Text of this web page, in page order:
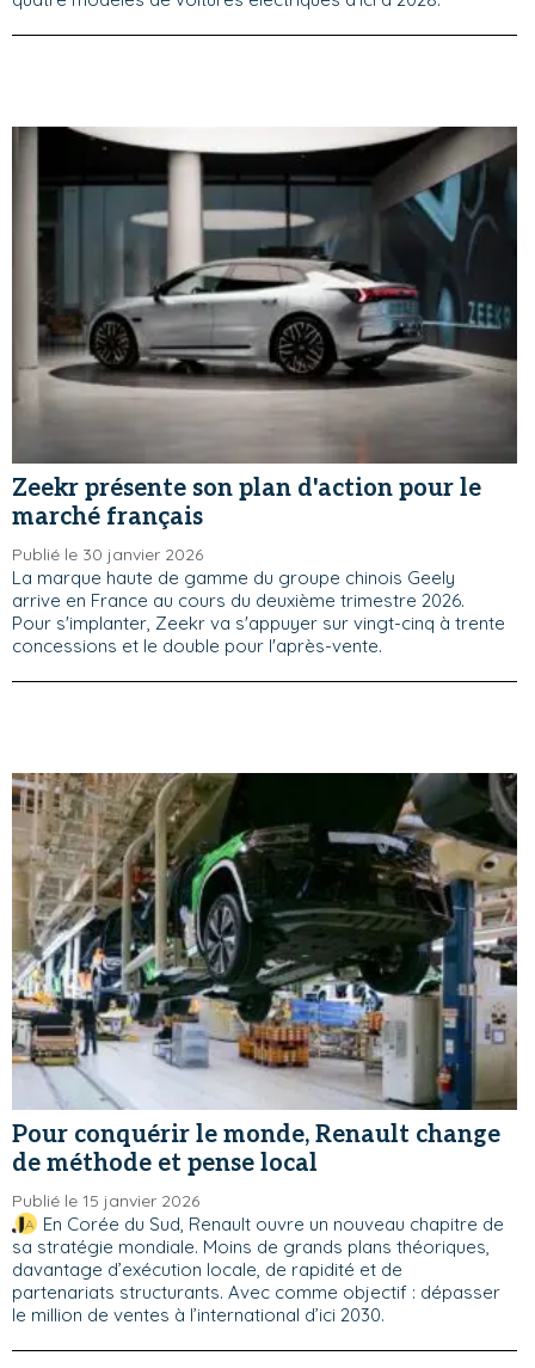
Zeekr présente son plan d'action pour le
marché français
Publié le 30 janvier 2026
La marque haute de gamme du groupe chinois Geely
arrive en France au cours du deuxième trimestre 2026.
Pour s'implanter, Zeekr va s'appuyer sur vingt-cinq à trente
concessions et le double pour l'après-vente.
Pour conquérir le monde, Renault change
de méthode et pense local
Publié le 15 janvier 2026
En Corée du Sud, Renault ouvre un nouveau chapitre de
sa stratégie mondiale. Moins de grands plans théoriques,
davantage d’exécution locale, de rapidité et de
partenariats structurants. Avec comme objectif : dépasser
le million de ventes à l’international d’ici 2030.